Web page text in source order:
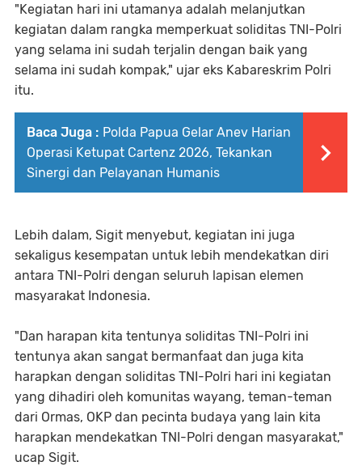
"Kegiatan hari ini utamanya adalah melanjutkan
kegiatan dalam rangka memperkuat soliditas TNI-Polri
yang selama ini sudah terjalin dengan baik yang
selama ini sudah kompak," ujar eks Kabareskrim Polri
itu.
Baca Juga : ‎Polda Papua Gelar Anev Harian
Operasi Ketupat Cartenz 2026, Tekankan
Sinergi dan Pelayanan Humanis
Lebih dalam, Sigit menyebut, kegiatan ini juga
sekaligus kesempatan untuk lebih mendekatkan diri
antara TNI-Polri dengan seluruh lapisan elemen
masyarakat Indonesia.
"Dan harapan kita tentunya soliditas TNI-Polri ini
tentunya akan sangat bermanfaat dan juga kita
harapkan dengan soliditas TNI-Polri hari ini kegiatan
yang dihadiri oleh komunitas wayang, teman-teman
dari Ormas, OKP dan pecinta budaya yang lain kita
harapkan mendekatkan TNI-Polri dengan masyarakat,"
ucap Sigit.